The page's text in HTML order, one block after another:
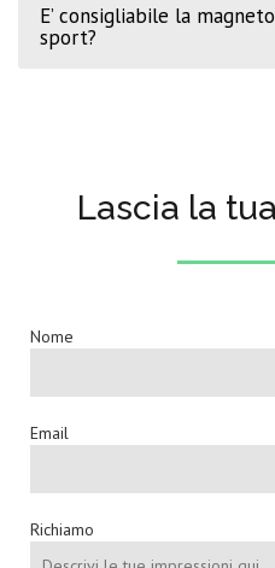
E’ consigliabile la
sport?
Lascia la
Nome
Email
Richiamo